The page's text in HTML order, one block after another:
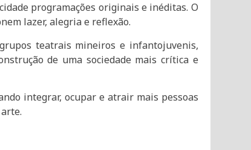
programações originais e inéditas. O
lazer, alegria e reflexão.
teatrais mineiros e infantojuvenis,
de uma sociedade mais crítica e
integrar, ocupar e atrair mais pessoas